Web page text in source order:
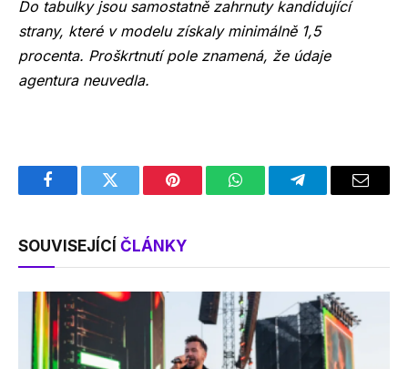
Do tabulky jsou samostatně zahrnuty kandidující
strany, které v modelu získaly minimálně 1,5
procenta. Proškrtnutí pole znamená, že údaje
agentura neuvedla.
FacebookTwitter Pinterest WhatsAppTelegramEmail
SOUVISEJÍCÍ ČLÁNKY